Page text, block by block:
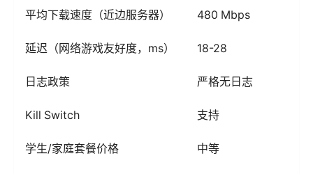
平均下载速度（近边服务器） 480 Mbps
延迟（网络游戏友好度，ms） 18-28
日志政策 严格无日志
Kill Switch 支持
学生/家庭套餐价格 中等